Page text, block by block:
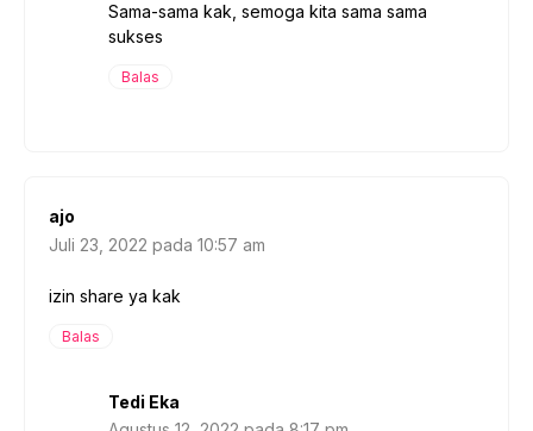
Sama-sama kak, semoga kita sama sama
sukses
Balas
ajo
Juli 23, 2022 pada 10:57 am
izin share ya kak
Balas
Tedi Eka